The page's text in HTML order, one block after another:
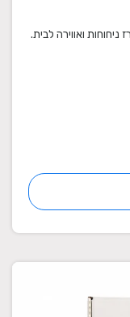
ואווירה לבית.